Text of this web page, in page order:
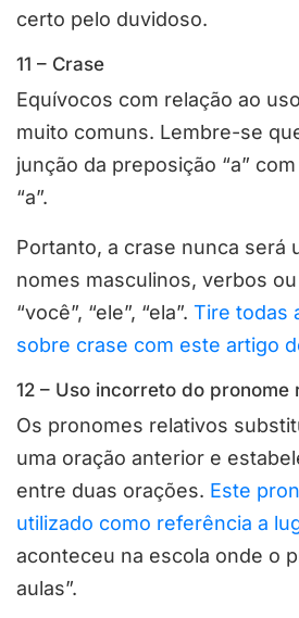
certo pelo duvidoso.
11 – Crase
Equívocos com relação ao
muito comuns. Lembre-se
junção da preposição “a”
“a”.
Portanto, a crase nunca será
nomes masculinos, verbos
“você”, “ele”, “ela”. Tire todas
sobre crase com este artigo
12 – Uso incorreto do pronome
Os pronomes relativos
uma oração anterior e
entre duas orações. Este
utilizado como referência a
aconteceu na escola onde o
aulas”.